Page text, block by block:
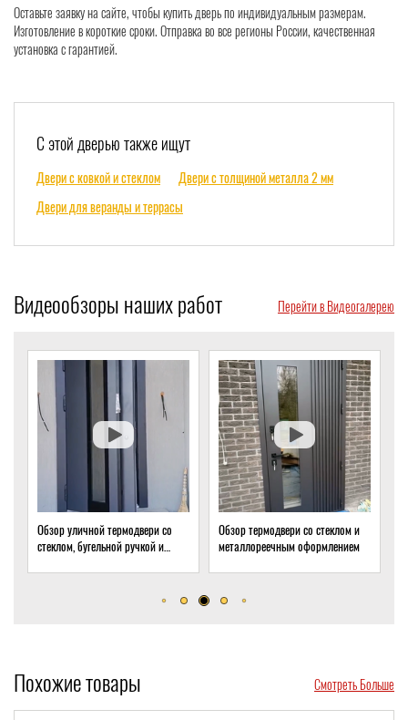
Оставьте заявку на сайте, чтобы купить дверь по индивидуальным размерам.
Изготовление в короткие сроки. Отправка во все регионы России, качественная
установка с гарантией.
С этой дверью также ищут
Двери с ковкой и стеклом
Двери с толщиной металла 2 мм
Двери для веранды и террасы
Видеообзоры наших работ Перейти в Видеогалерею
Обзор уличной термодвери со
стеклом, бугельной ручкой и
Обзор термодвери со стеклом и
металлореечным оформлением
Похожие товары Смотреть Больше